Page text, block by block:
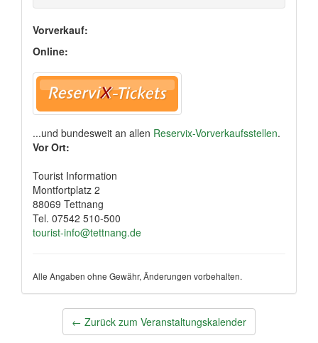
Vorverkauf:
Online:
...und bundesweit an allen Reservix-Vorverkaufsstellen.
Vor Ort:
Tourist Information
Montfortplatz 2
88069 Tettnang
Tel. 07542 510-500
tourist-info@tettnang.de
Alle Angaben ohne Gewähr, Änderungen vorbehalten.
Post← Zurück zum Veranstaltungskalender